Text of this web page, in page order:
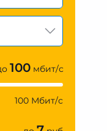
100 мбит/с
100 Мбит/с